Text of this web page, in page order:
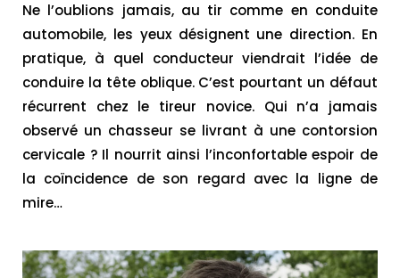
Ne l’oublions jamais, au tir comme en conduite
automobile, les yeux désignent une direction. En
pratique, à quel conducteur viendrait l’idée de
conduire la tête oblique. C’est pourtant un défaut
récurrent chez le tireur novice. Qui n’a jamais
observé un chasseur se livrant à une contorsion
cervicale ? Il nourrit ainsi l’inconfortable espoir de
la coïncidence de son regard avec la ligne de
mire…